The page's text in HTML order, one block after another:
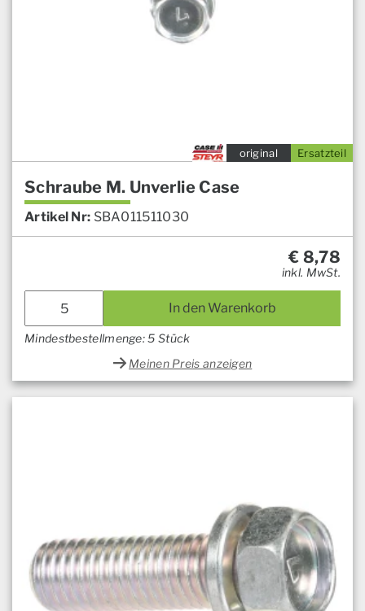
Ersatzteil
original
Schraube M. Unverlie Case
Artikel Nr: SBA011511030
€ 8,78
inkl. MwSt.
In den Warenkorb
Mindestbestellmenge: 5 Stück
Meinen Preis anzeigen